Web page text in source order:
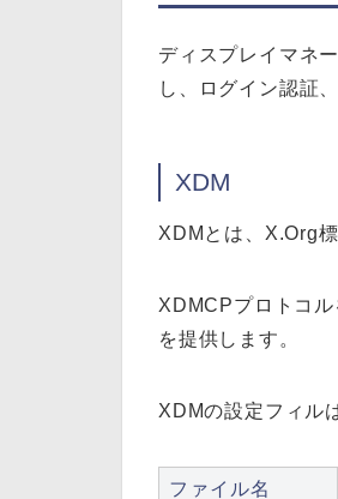
ディスプレイマネ
し、ログイン認証
XDM
XDMとは、X.Org
XDMCPプロトコ
を提供します。
XDMの設定フィル
ファイル名